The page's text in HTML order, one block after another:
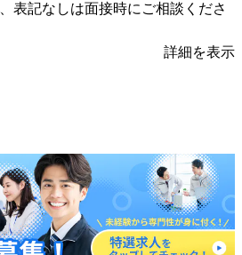
表記なしは面接時にご相談くださ
詳細を表示